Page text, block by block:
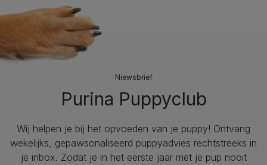
Niewsbrief
Purina Puppyclub
Wij helpen je bij het opvoeden van je puppy!​ Ontvang
wekelijks, gepawsonaliseerd puppyadvies rechtstreeks in
je inbox. Zodat je in het eerste jaar met je pup nooit